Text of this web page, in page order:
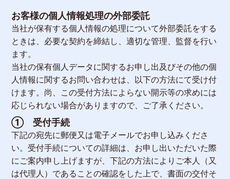
お客様の個人情報処理の外部委託
当社が保有する個人情報の処理について外部委託をする
ときは、必要な契約を締結し、適切な管理、監督を行い
ます。
当社の保有個人データに関するお申し出及びその他の個
人情報に関するお問い合わせは、以下の方法にて受け付
けます。尚、この受付方法によらない開示等の求めには
応じられない場合がありますので、ご了承ください。
① 受付手続
下記の宛先に郵便又は電子メールでお申し込みくださ
い。受付手続についての詳細は、お申し出いただいた際
にご案内申し上げますが、下記の方法によりご本人（又
は代理人）であることの確認をした上で、書面の交付そ